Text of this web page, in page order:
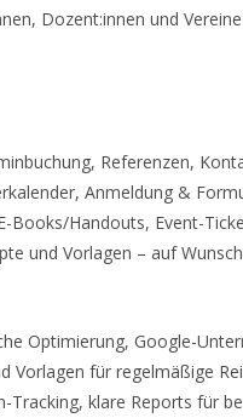
Dozent:innen und
Referenzen,
Anmeldung &
Books/Handouts, Event-
und Vorlagen – auf
Optimierung, Google-
Vorlagen für regelmäßige
Tracking, klare Reports für